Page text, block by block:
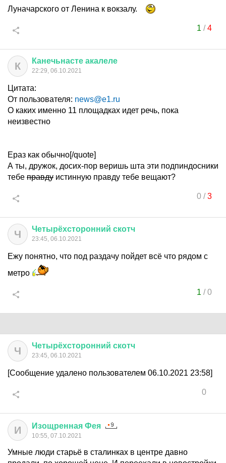
Луначарского от Ленина к вокзалу.
1 /4
К Канечьнасте акалеле
22:29, 06.10.2021
Цитата:
От пользователя: news@e1.ru
О каких именно 11 площадках идет речь, пока
неизвестно
Ераз как обычно[/quote]
А ты, дружок, досих-пор веришь шта эти подпиндосники
тебе правду истинную правду тебе вещают?
0/3
Ч Четырёхсторонний скотч
23:45, 06.10.2021
Ежу понятно, что под раздачу пойдет всё что рядом с
метро
1 /0
Ч Четырёхсторонний скотч
23:45, 06.10.2021
[Сообщение удалено пользователем 06.10.2021 23:58]
0
И Изощренная Фея
10:55, 07.10.2021
Умные люди старьё в сталинках в центре давно